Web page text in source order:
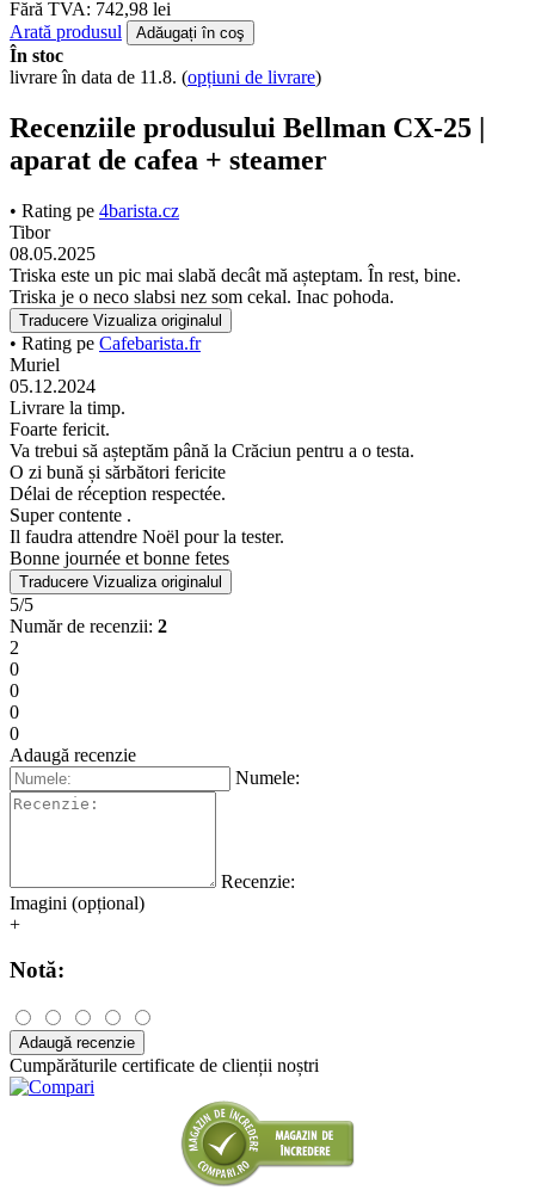
Fără TVA: 742,98 lei
Arată produsul
Adăugați în coş
În stoc
livrare în data de 11.8. (opțiuni de livrare)
Recenziile produsului Bellman CX-25 |
aparat de cafea + steamer
• Rating pe 4barista.cz
Tibor
08.05.2025
Triska este un pic mai slabă decât mă așteptam. În rest, bine.
Triska je o neco slabsi nez som cekal. Inac pohoda.
Traducere Vizualiza originalul
• Rating pe Cafebarista.fr
Muriel
05.12.2024
Livrare la timp.
Foarte fericit.
Va trebui să așteptăm până la Crăciun pentru a o testa.
O zi bună și sărbători fericite
Délai de réception respectée.
Super contente .
Il faudra attendre Noël pour la tester.
Bonne journée et bonne fetes
Traducere Vizualiza originalul
5/5
Număr de recenzii: 2
2
0
0
0
0
Adaugă recenzie
Numele:
Recenzie:
Imagini (opțional)
+
Notă:
Adaugă recenzie
Cumpărăturile certificate de clienții noștri